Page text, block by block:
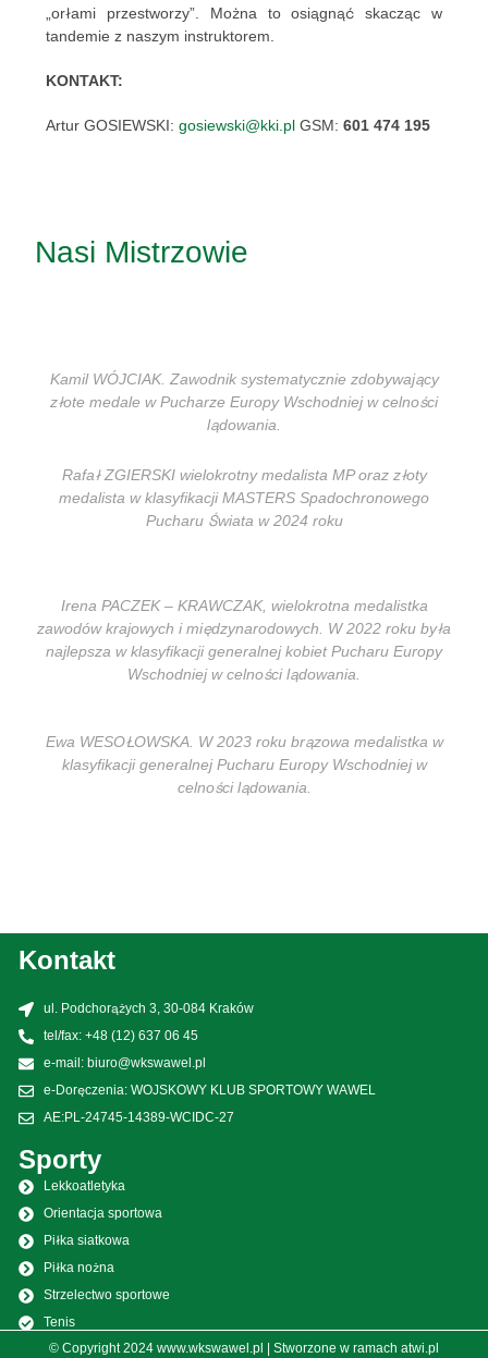
„orłami przestworzy”. Można to osiągnąć skacząc w
tandemie z naszym instruktorem.
KONTAKT:
Artur GOSIEWSKI:gosiewski@kki.pl GSM:601 474 195
Nasi Mistrzowie
Kamil WÓJCIAK. Zawodnik systematycznie zdobywający
złote medale w Pucharze Europy Wschodniej w celności
lądowania.
Rafał ZGIERSKI wielokrotny medalista MP oraz złoty
medalista w klasyfikacji MASTERS Spadochronowego
Pucharu Świata w 2024 roku
Irena PACZEK – KRAWCZAK, wielokrotna medalistka
zawodów krajowych i międzynarodowych. W 2022 roku była
najlepsza w klasyfikacji generalnej kobiet Pucharu Europy
Wschodniej w celności lądowania.
Ewa WESOŁOWSKA. W 2023 roku brązowa medalistka w
klasyfikacji generalnej Pucharu Europy Wschodniej w
celności lądowania.
Kontakt
ul. Podchorążych 3, 30-084 Kraków
tel/fax: +48 (12) 637 06 45
e-mail: biuro@wkswawel.pl
e-Doręczenia: WOJSKOWY KLUB SPORTOWY WAWEL
AE:PL-24745-14389-WCIDC-27
Sporty
Lekkoatletyka
Orientacja sportowa
Piłka siatkowa
Piłka nożna
Strzelectwo sportowe
Tenis
Spadochroniarstwo
© Copyright 2024 www.wkswawel.pl | Stworzone w ramach atwi.pl